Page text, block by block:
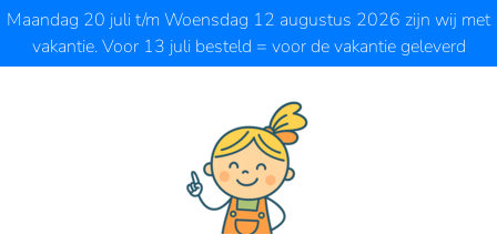
Ga naar de hoofdinhoud
Maandag 20 juli t/m Woensdag 12 augustus 2026 zijn wij met
vakantie. Voor 13 juli besteld = voor de vakantie geleverd